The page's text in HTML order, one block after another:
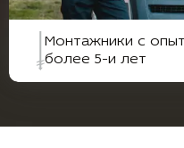
Монтажники с
более 5-и лет